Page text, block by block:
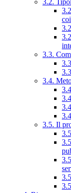
3.2.
3.3.
3.4.
3.5. Il